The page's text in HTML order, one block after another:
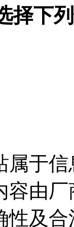
择下
属于
容由
性及